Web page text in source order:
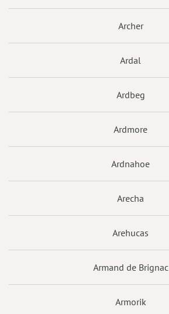
Archer
Ardal
Ardbeg
Ardmore
Ardnahoe
Arecha
Arehucas
Armand de Brignac
Armorik